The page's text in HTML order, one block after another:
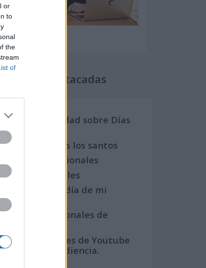
or
to
the
of
Secciones destacadas
y actualidad sobre Días
Todos los santos
Internacionales
Internacionales
se celebra el día de mi
internacionales de
mejores canales de Youtube
nuestra audiencia.